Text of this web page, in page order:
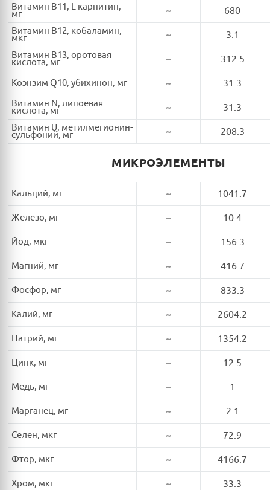
Витамин B11, L-карнитин,
мг ~ 680
Витамин B12, кобаламин,
мкг ~ 3.1
Витамин B13, оротовая
кислота, мг ~ 312.5
Коэнзим Q10, убихинон, мг ~ 31.3
Витамин N, липоевая
кислота, мг ~ 31.3
Витамин U, метилмегионин-
сульфоний, мг ~ 208.3
МИКРОЭЛЕМЕНТЫ
Кальций, мг ~ 1041.7
Железо, мг ~ 10.4
Йод, мкг ~ 156.3
Магний, мг ~ 416.7
Фосфор, мг ~ 833.3
Калий, мг ~ 2604.2
Натрий, мг ~ 1354.2
Цинк, мг ~ 12.5
Медь, мг ~ 1
Марганец, мг ~ 2.1
Селен, мкг ~ 72.9
Фтор, мкг ~ 4166.7
Хром, мкг ~ 33.3